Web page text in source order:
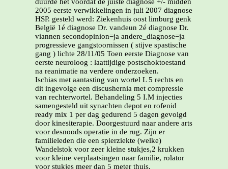
duurde het voordat de juiste diagnose +/- midden
2005 eerste verwikkelingen in juli 2007 diagnose
HSP. gesteld werd: Ziekenhuis oost limburg genk
België 1é diagnose Dr. vandeun 2é diagnose Dr.
viannen secondopinion=ja andere_diagnose=ja
progressieve gangstoornissen ( stijve spastische
gang ) lichte 28/11/05 Toen eerste Diagnose van
eerste neuroloog : laattijdige postschoktoestand
na reanimatie na verdere onderzoeken.
Ischias met aantasting van wortel L 5 rechts en
dit ingevolge een discushernia met compressie
van rechterwortel. Behandeling 5 I.M injecties
samengesteld uit synachten depot en rofenid
ready mix 1 per dag gedurend 5 dagen gevolgd
door kinesiterapie. Doorgestuurd naar andere arts
voor desnoods operatie in de rug. Zijn er
familieleden die een spierziekte (welke)
Wandelstok voor zeer kleine stukjes,2 krukken
voor kleine verplaatsingen naar familie, rolator
voor stukjes meer dan 5 meter thuis.